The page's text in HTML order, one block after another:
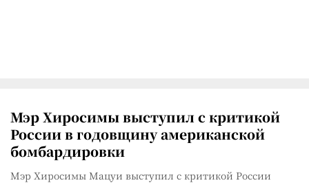
Мэр Хиросимы выступил с критикой
России в годовщину американской
бомбардировки
Мэр Хиросимы Мацуи выступил с критикой России